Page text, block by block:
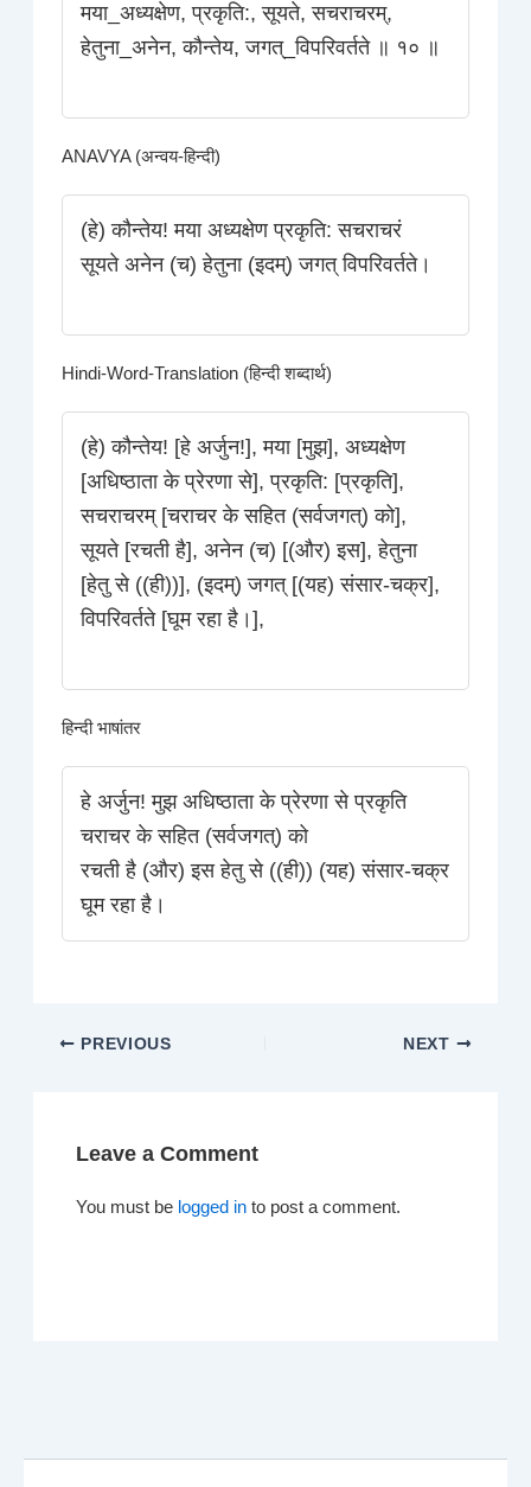
मया_अध्यक्षेण, प्रकृति:, सूयते, सचराचरम्‌,
हेतुना_अनेन, कौन्तेय, जगत्_विपरिवर्तते ॥ १० ॥
ANAVYA (अन्वय-हिन्दी)
(हे) कौन्तेय! मया अध्यक्षेण प्रकृति: सचराचरं
सूयते अनेन (च) हेतुना (इदम्) जगत् विपरिवर्तते।
Hindi-Word-Translation (हिन्दी शब्दार्थ)
(हे) कौन्तेय! [हे अर्जुन!], मया [मुझ], अध्यक्षेण
[अधिष्ठाता के प्रेरणा से], प्रकृति: [प्रकृति],
सचराचरम् [चराचर के सहित (सर्वजगत्) को],
सूयते [रचती है], अनेन (च) [(और) इस], हेतुना
[हेतु से ((ही))], (इदम्) जगत् [(यह) संसार-चक्र],
विपरिवर्तते [घूम रहा है।],
हिन्दी भाषांतर
हे अर्जुन! मुझ अधिष्ठाता के प्रेरणा से प्रकृति
चराचर के सहित (सर्वजगत्) को
रचती है (और) इस हेतु से ((ही)) (यह) संसार-चक्र
घूम रहा है।
PREVIOUS NEXT
Leave a Comment
You must be logged in to post a comment.